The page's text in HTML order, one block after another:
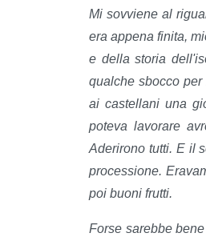
Mi sovviene al
era appena finita,
e della storia
qualche sbocco
ai castellani una
poteva lavorare
Aderirono tutti. E il
processione.
poi buoni frutti.
Forse sarebbe